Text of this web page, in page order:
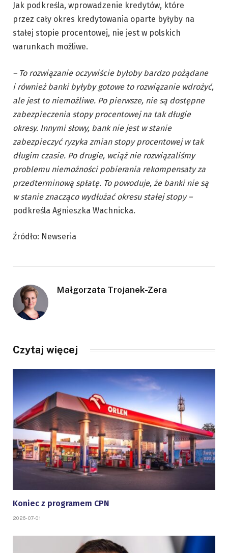
Jak podkreśla, wprowadzenie kredytów, które
przez cały okres kredytowania oparte byłyby na
stałej stopie procentowej, nie jest w polskich
warunkach możliwe.
– To rozwiązanie oczywiście byłoby bardzo pożądane
i również banki byłyby gotowe to rozwiązanie wdrożyć,
ale jest to niemożliwe. Po pierwsze, nie są dostępne
zabezpieczenia stopy procentowej na tak długie
okresy. Innymi słowy, bank nie jest w stanie
zabezpieczyć ryzyka zmian stopy procentowej w tak
długim czasie. Po drugie, wciąż nie rozwiązaliśmy
problemu niemożności pobierania rekompensaty za
przedterminową spłatę. To powoduje, że banki nie są
w stanie znacząco wydłużać okresu stałej stopy –
podkreśla Agnieszka Wachnicka.
Źródło: Newseria
Małgorzata Trojanek-Zera
Czytaj więcej
Koniec z programem CPN
2026-07-01